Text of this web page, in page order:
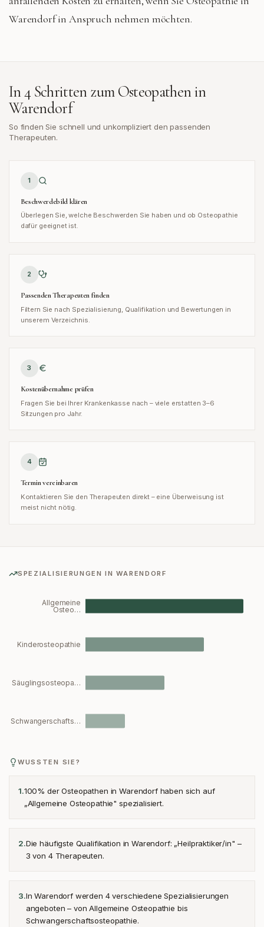
Warendorf in Anspruch nehmen möchten.
In 4 Schritten zum Osteopathen in
Warendorf
So finden Sie schnell und unkompliziert den passenden
Therapeuten.
1
Beschwerdebild klären
Überlegen Sie, welche Beschwerden Sie haben und ob Osteopathie
dafür geeignet ist.
2
Passenden Therapeuten finden
Filtern Sie nach Spezialisierung, Qualifikation und Bewertungen in
unserem Verzeichnis.
3
Kostenübernahme prüfen
Fragen Sie bei Ihrer Krankenkasse nach – viele erstatten 3–6
Sitzungen pro Jahr.
4
Termin vereinbaren
Kontaktieren Sie den Therapeuten direkt – eine Überweisung ist
meist nicht nötig.
SPEZIALISIERUNGEN INWARENDORF
Allgemeine
Osteo…
Kinderosteopathie
Säuglingsosteopa…
Schwangerschafts…
WUSSTEN SIE?
1.100% der Osteopathen in Warendorf haben sich auf
„Allgemeine Osteopathie" spezialisiert.
2.Die häufigste Qualifikation in Warendorf: „Heilpraktiker/in" –
3 von 4 Therapeuten.
3.In Warendorf werden 4 verschiedene Spezialisierungen
angeboten – von Allgemeine Osteopathie bis
Schwangerschaftsosteopathie.